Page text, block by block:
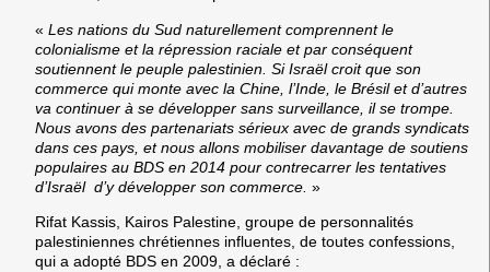
« Les nations du Sud naturellement comprennent le
colonialisme et la répression raciale et par conséquent
soutiennent le peuple palestinien. Si Israël croit que son
commerce qui monte avec la Chine, l’Inde, le Brésil et d’autres
va continuer à se développer sans surveillance, il se trompe.
Nous avons des partenariats sérieux avec de grands syndicats
dans ces pays, et nous allons mobiliser davantage de soutiens
populaires au BDS en 2014 pour contrecarrer les tentatives
d’Israël d’y développer son commerce. »
Rifat Kassis , Kairos Palestine, groupe de personnalités
palestiniennes chrétiennes influentes, de toutes confessions,
qui a adopté BDS en 2009, a déclaré :